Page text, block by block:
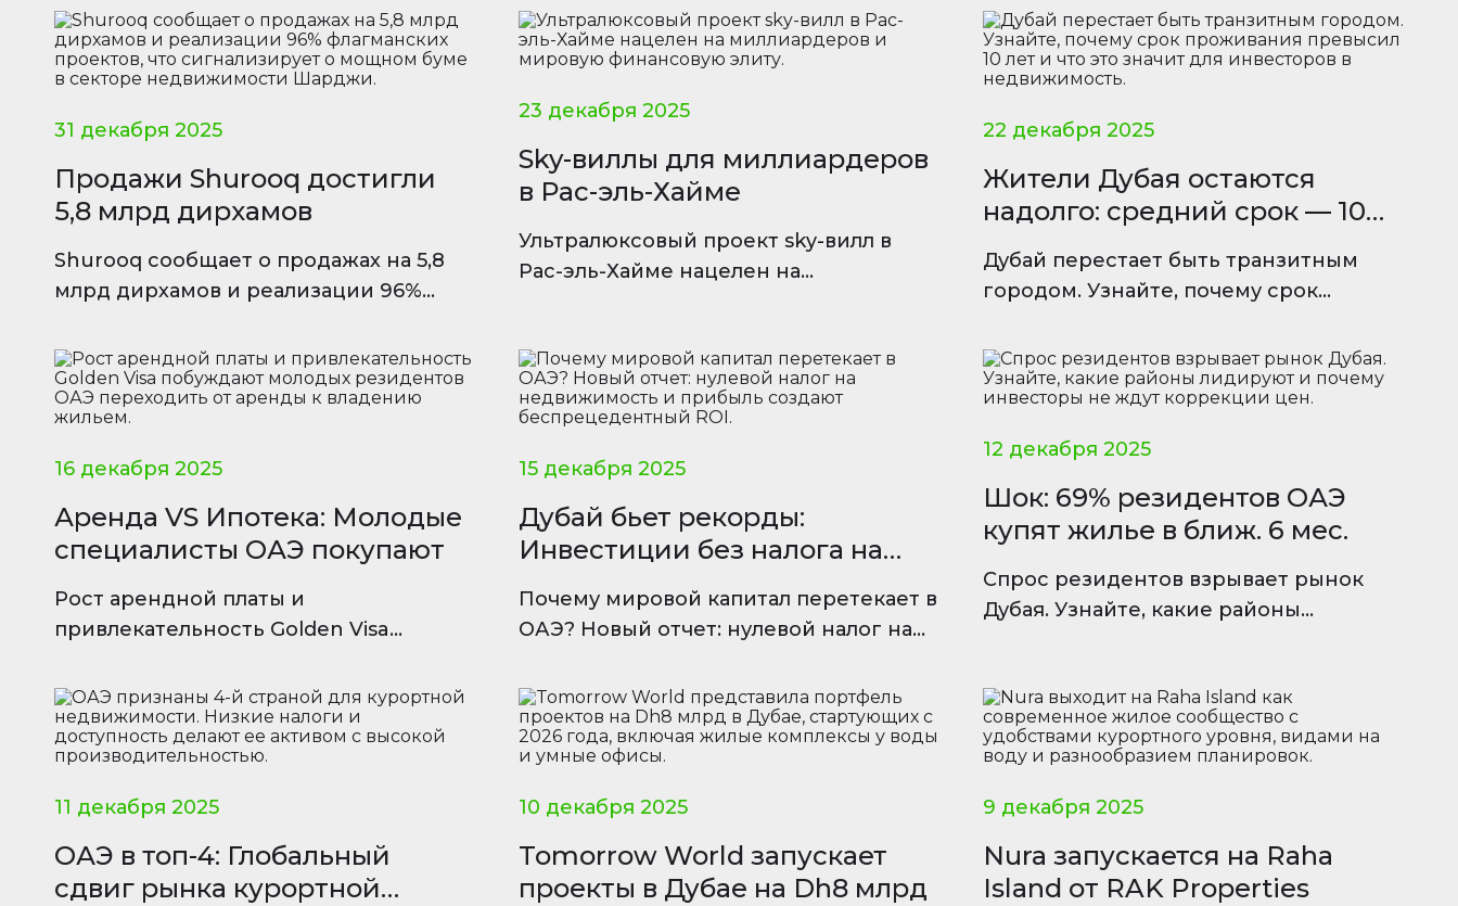
налоговым льготам и высокому
качеству жизни.
31 декабря 2025
Продажи Shurooq достигли
5,8 млрд дирхамов
Shurooq сообщает о продажах на 5,8
млрд дирхамов и реализации 96%
сигнализирует о мощном буме в
секторе недвижимости Шарджи.
23 декабря 2025
Sky-виллы для миллиардеров
в Рас-эль-Хайме
Ультралюксовый проект sky-вилл в
Рас-эль-Хайме нацелен на
22 декабря 2025
Жители Дубая остаются
надолго: средний срок — 10
лет
Дубай перестает быть транзитным
городом. Узнайте, почему срок
значит для инвесторов в
недвижимость.
16 декабря 2025
Аренда VS Ипотека: Молодые
специалисты ОАЭ покупают
Рост арендной платы и
привлекательность Golden Visa
переходить от аренды к владению
жильем.
15 декабря 2025
Дубай бьет рекорды:
Инвестиции без налога на
Почему мировой капитал перетекает в
ОАЭ? Новый отчет: нулевой налог на
беспрецедентный ROI.
12 декабря 2025
Шок: 69% резидентов ОАЭ
купят жилье в ближ. 6 мес.
Спрос резидентов взрывает рынок
Дубая. Узнайте, какие районы
11 декабря 2025
ОАЭ в топ-4: Глобальный
сдвиг рынка курортной
10 декабря 2025
Tomorrow World запускает
проекты в Дубае на Dh8 млрд
9 декабря 2025
Nura запускается на Raha
Island от RAK Properties